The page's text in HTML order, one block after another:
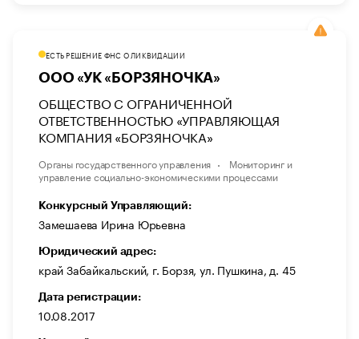
ЕСТЬ РЕШЕНИЕ ФНС О ЛИКВИДАЦИИ
ООО «УК «БОРЗЯНОЧКА»
ОБЩЕСТВО С ОГРАНИЧЕННОЙ
ОТВЕТСТВЕННОСТЬЮ «УПРАВЛЯЮЩАЯ
КОМПАНИЯ «БОРЗЯНОЧКА»
Органы государственного управления
Мониторинг и
управление социально-экономическими процессами
Конкурсный Управляющий:
Замешаева Ирина Юрьевна
Юридический адрес:
край Забайкальский, г. Борзя, ул. Пушкина, д. 45
Дата регистрации:
10.08.2017